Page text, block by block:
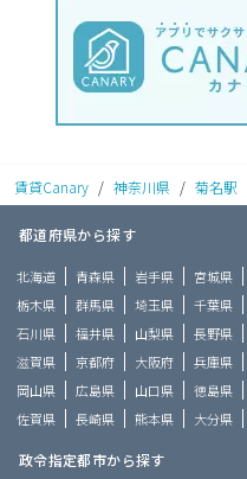
賃貸Canary / 神奈川県 / 菊名駅
都道府県から探す
北海道 青森県 岩手県 宮城県
栃木県
群馬県 埼玉県 千葉県
石川県
福井県 山梨県 長野県
滋賀県
京都府 大阪府 兵庫県
岡山県
広島県 山口県 徳島県
佐賀県
長崎県 熊本県 大分県
政令指定都市から探す